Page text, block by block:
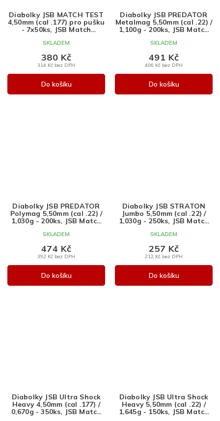
Diabolky JSB MATCH TEST
4,50mm (cal .177) pro pušku
- 7x50ks, JSB Match
SKLADEM
314 Kč bez DPH
380 Kč
Do košíku
Diabolky JSB PREDATOR
Metalmag 5,50mm (cal .22) /
1,100g - 200ks, JSB Match
SKLADEM
406 Kč bez DPH
491 Kč
Do košíku
Diabolky JSB PREDATOR
Polymag 5,50mm (cal .22) /
1,030g - 200ks, JSB Match
SKLADEM
392 Kč bez DPH
474 Kč
Do košíku
Diabolky JSB STRATON
Jumbo 5,50mm (cal .22) /
1,030g - 250ks, JSB Match
SKLADEM
212 Kč bez DPH
257 Kč
Do košíku
Diabolky JSB Ultra Shock
Heavy 4,50mm (cal .177) /
0,670g - 350ks, JSB Match
Diabolky JSB Ultra Shock
Heavy 5,50mm (cal .22) /
1,645g - 150ks, JSB Match